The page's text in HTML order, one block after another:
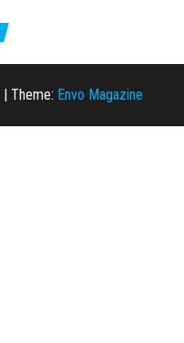
Theme: Envo Magazine